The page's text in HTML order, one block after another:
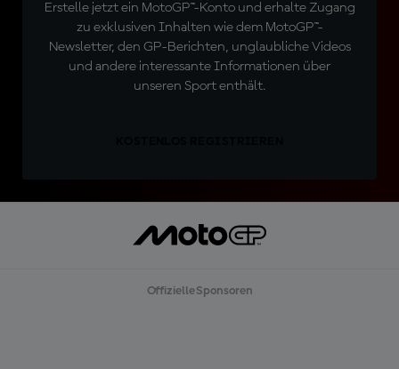
Erstelle jetzt ein MotoGP™-Konto und erhalte Zugang
zu exklusiven Inhalten wie dem MotoGP™-
Newsletter, den GP-Berichten, unglaubliche Videos
und andere interessante Informationen über
unseren Sport enthält.
Offizielle Sponsoren